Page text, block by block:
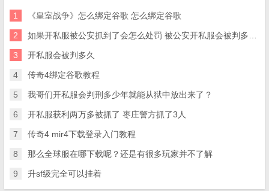
1 《皇室战争》怎么绑定谷歌 怎么绑定谷歌
2 如果开私服被公安抓到了会怎么处罚 被公安开私服会被判多久抓到了 会怎么处罚
3 开私服会被判多久
4 传奇4绑定谷歌教程
5 我哥们开私服会判刑多少年就能从狱中放出来了？
6 开私服获利两万多被抓了 枣庄警方抓了3人
7 传奇4 mir4下载登录入门教程
8 那么全球服在哪下载呢？还是有很多玩家并不了解
9 升sf级完全可以挂着